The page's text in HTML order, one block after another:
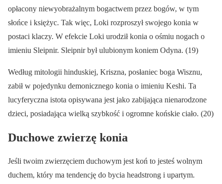
opłacony niewyobrażalnym bogactwem przez bogów, w tym
słońce i księżyc. Tak więc, Loki rozproszył swojego konia w
postaci klaczy. W efekcie Loki urodził konia o ośmiu nogach o
imieniu Sleipnir. Sleipnir był ulubionym koniem Odyna. (19)
Według mitologii hinduskiej, Kriszna, posłaniec boga Wisznu,
zabił w pojedynku demonicznego konia o imieniu Keshi. Ta
lucyferyczna istota opisywana jest jako zabijająca nienarodzone
dzieci, posiadająca wielką szybkość i ogromne końskie ciało. (20)
Duchowe zwierzę konia
Jeśli twoim zwierzęciem duchowym jest koń to jesteś wolnym
duchem, który ma tendencję do bycia headstrong i upartym.